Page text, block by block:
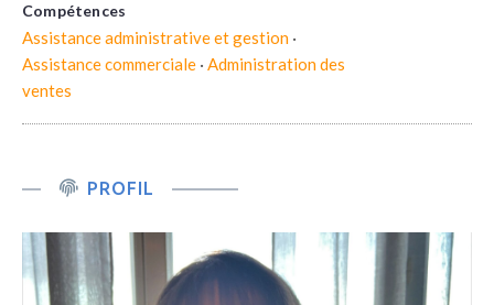
Compétences
Assistance administrative et gestion ·
Assistance commerciale · Administration des
ventes
PROFIL